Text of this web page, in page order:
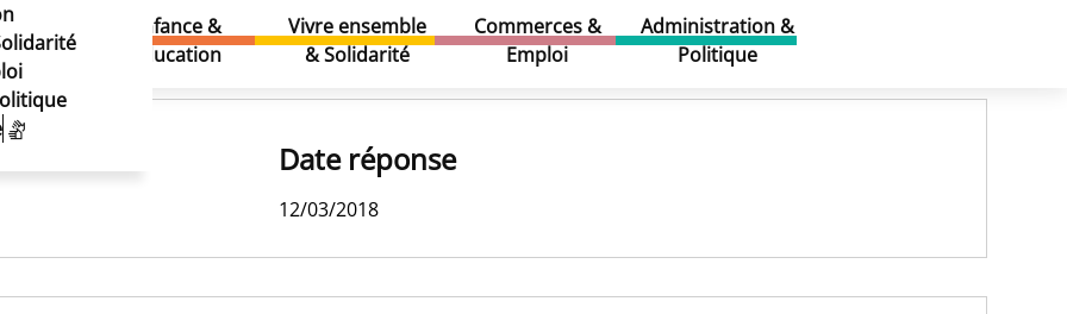
Loisirs
Enfance &
Education
Vivre ensemble
& Solidarité
Commerces &
Emploi
Administration &
Politique
communal depuis 1990
Date réponse
12/03/2018